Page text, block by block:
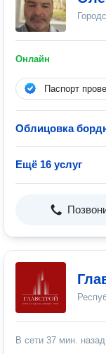
Онлайн
Паспорт
Облицовка
Ещё 16 услуг
В сети 37 мин. назад